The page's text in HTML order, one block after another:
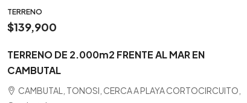
TERRENO
$139,900
TERRENO DE 2.000m2 FRENTE AL MAR EN
CAMBUTAL
CAMBUTAL, TONOSI, CERCA A PLAYA CORTOCIRCUITO,